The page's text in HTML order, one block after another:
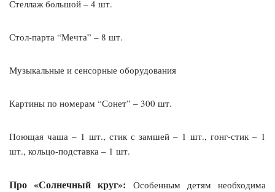
Стеллаж большой – 4 шт.
Стол-парта “Мечта” – 8 шт.
Музыкальные и сенсорные оборудования
Картины по номерам “Сонет” – 300 шт.
Поющая чаша – 1 шт., стик с замшей – 1 шт., гонг-стик – 1
шт., кольцо-подставка – 1 шт.
Про «Солнечный круг»: Особенным детям необходима